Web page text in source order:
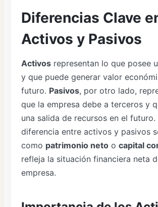
Diferencias Clave
Activos y Pasivos
Activos representan lo que posee
y que puede generar valor
futuro. Pasivos, por otro lado,
que la empresa debe a terceros y
una salida de recursos en el futuro.
diferencia entre activos y pasivos
como patrimonio neto o capital
refleja la situación financiera neta
empresa.